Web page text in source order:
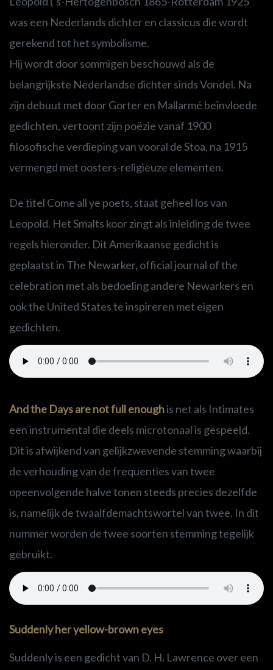
was een Nederlands dichter en classicus die wordt
gerekend tot het symbolisme.
Hij wordt door sommigen beschouwd als de
belangrijkste Nederlandse dichter sinds Vondel. Na
zijn debuut met door Gorter en Mallarmé beïnvloede
gedichten, vertoont zijn poëzie vanaf 1900
filosofische verdieping van vooral de Stoa, na 1915
vermengd met oosters-religieuze elementen.
De titel Come all ye poets, staat geheel los van
Leopold. Het Smalts koor zingt als inleiding de twee
regels hieronder. Dit Amerikaanse gedicht is
geplaatst in The Newarker, official journal of the
celebration met als bedoeling andere Newarkers en
ook the United States te inspireren met eigen
gedichten.
And the Days are not full enoughis net als Intimates
een instrumental die deels microtonaal is gespeeld.
Dit is afwijkend van gelijkzwevende stemming waarbij
de verhouding van de frequenties van twee
opeenvolgende halve tonen steeds precies dezelfde
is, namelijk de twaalfdemachtswortel van twee. In dit
nummer worden de twee soorten stemming tegelijk
gebruikt.
Suddenly her yellow-brown eyes
Suddenly is een gedicht van D. H. Lawrence over een